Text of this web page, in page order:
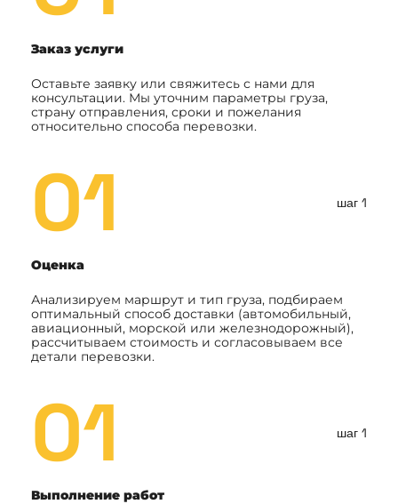
Заказ услуги
Оставьте заявку или свяжитесь с нами для
консультации. Мы уточним параметры груза,
страну отправления, сроки и пожелания
относительно способа перевозки.
01 шаг 1
Оценка
Анализируем маршрут и тип груза, подбираем
оптимальный способ доставки (автомобильный,
авиационный, морской или железнодорожный),
рассчитываем стоимость и согласовываем все
детали перевозки.
01 шаг 1
Выполнение работ